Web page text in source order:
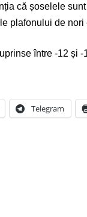
că șoselele
plafonului de
între -12 și
Telegram